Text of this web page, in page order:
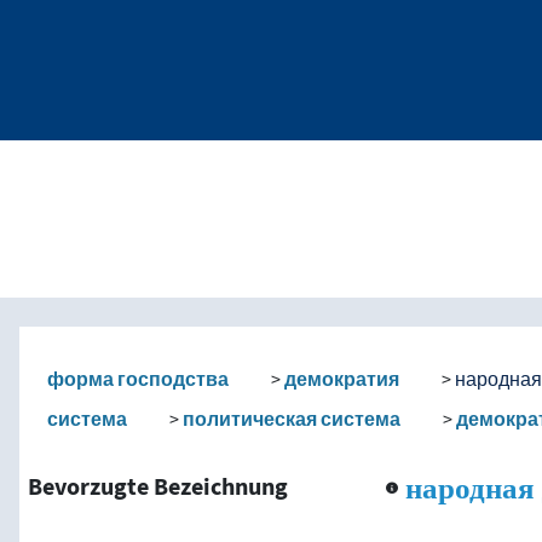
Inhalt nach
форма господства демократия
система политическая система
Bevorzugte Bezeichnung